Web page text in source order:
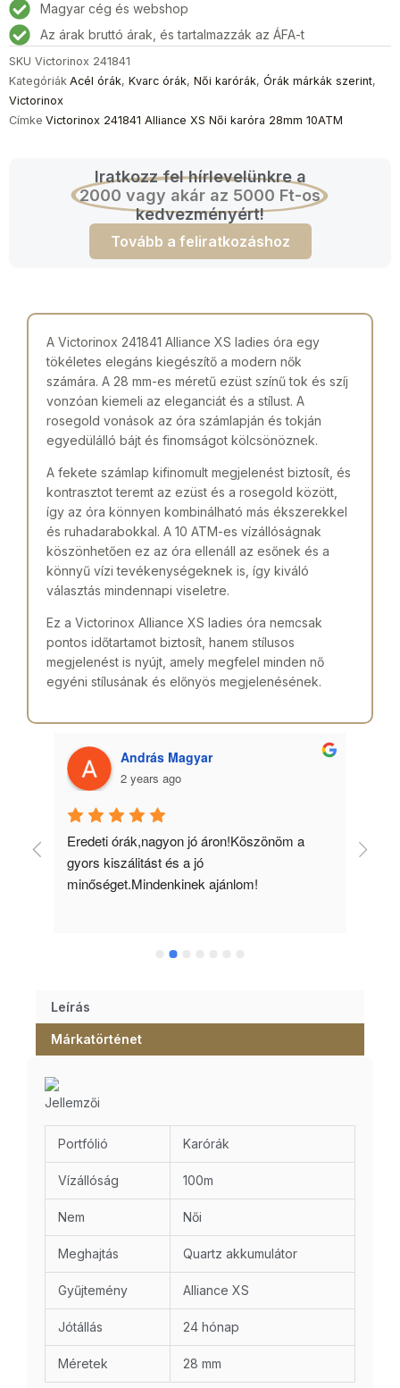
Magyar cég és webshop
Az árak bruttó árak, és tartalmazzák az ÁFA-t
SKU Victorinox 241841
Kategóriák Acél órák, Kvarc órák, Női karórák, Órák márkák szerint,
Victorinox
Címke Victorinox 241841 Alliance XS Női karóra 28mm 10ATM
Iratkozz fel hírlevelünkre a
2000 vagy akár az 5000 Ft-os
kedvezményért!
Tovább a feliratkozáshoz
A Victorinox 241841 Alliance XS ladies óra egy
tökéletes elegáns kiegészítő a modern nők
számára. A 28 mm-es méretű ezüst színű tok és szíj
vonzóan kiemeli az eleganciát és a stílust. A
rosegold vonások az óra számlapján és tokján
egyedülálló bájt és finomságot kölcsönöznek.
A fekete számlap kifinomult megjelenést biztosít, és
kontrasztot teremt az ezüst és a rosegold között,
így az óra könnyen kombinálható más ékszerekkel
és ruhadarabokkal. A 10 ATM-es vízállóságnak
köszönhetően ez az óra ellenáll az esőnek és a
könnyű vízi tevékenységeknek is, így kiváló
választás mindennapi viseletre.
Ez a Victorinox Alliance XS ladies óra nemcsak
pontos időtartamot biztosít, hanem stílusos
megjelenést is nyújt, amely megfelel minden nő
egyéni stílusának és előnyös megjelenésének.
András Magyar
2 years ago
Eredeti órák,nagyon jó áron!Köszönöm a
gyors kiszálitást és a jó
minőséget.Mindenkinek ajánlom!
Leírás
Márkatörténet
Jellemzői
Portfólió Karórák
Vízállóság 100m
Nem Női
Meghajtás Quartz akkumulátor
Gyűjtemény Alliance XS
Jótállás 24 hónap
Méretek 28 mm